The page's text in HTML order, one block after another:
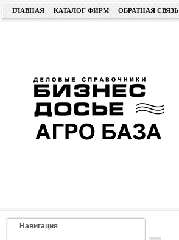
ГЛАВНАЯ КАТАЛОГ ФИРМ ОБРАТНАЯ СВЯЗЬ
Навигация